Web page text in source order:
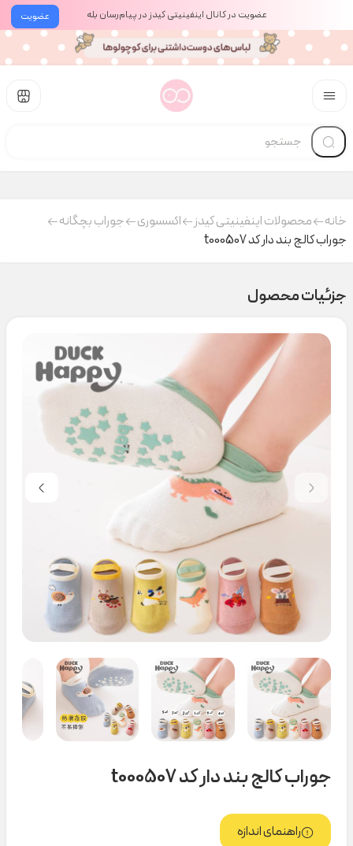
عضویت عضویت در کانال اینفینیتی کیدز در پیام‌رسان بله
خانه محصولات اینفینیتی کیدز اکسسوری
جوراب بچگانه
جوراب کالج بند دار کد t000507
جزئیات محصول
جوراب کالج بند دار کد t000507
راهنمای اندازه